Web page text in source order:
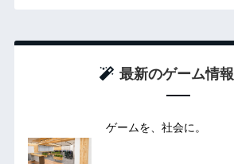
最新のゲーム情報
ゲームを、社会に。